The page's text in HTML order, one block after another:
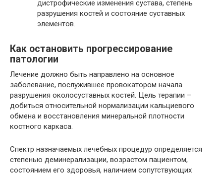
дистрофические изменения сустава, степень
разрушения костей и состояние суставных
элементов.
Как остановить прогрессирование
патологии
Лечение должно быть направлено на основное
заболевание, послужившее провокатором начала
разрушения околосуставных костей. Цель терапии –
добиться относительной нормализации кальциевого
обмена и восстановления минеральной плотности
костного каркаса.
Спектр назначаемых лечебных процедур определяется
степенью деминерализации, возрастом пациентом,
состоянием его здоровья, наличием сопутствующих